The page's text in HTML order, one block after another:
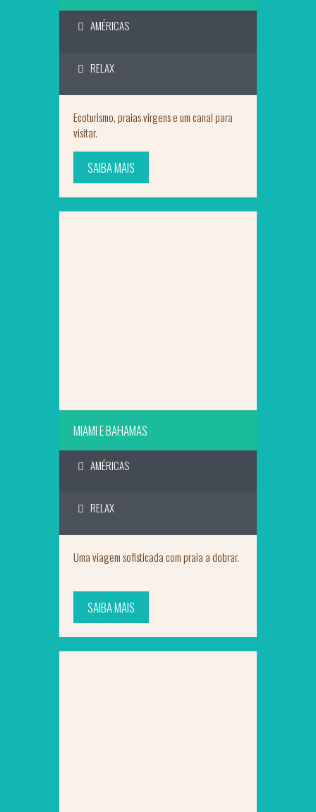
AMÉRICAS
RELAX
Ecoturismo, praias virgens e um canal para
visitar.
SAIBA MAIS
MIAMI E BAHAMAS
AMÉRICAS
RELAX
Uma viagem sofisticada com praia a dobrar.
SAIBA MAIS